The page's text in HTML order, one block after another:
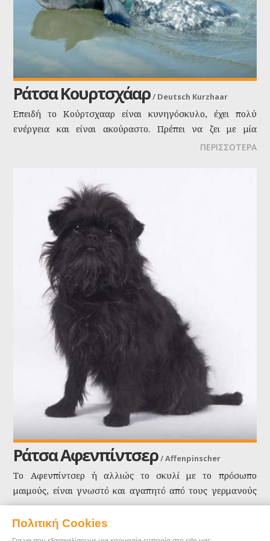
Πολιτική Cookies
Ράτσα Κουρτσχάαρ /Deutsch Kurzhaar
Επειδή το Κούρτσχααρ είναι κυνηγόσκυλο, έχει πολύ
ενέργεια και είναι ακούραστο. Πρέπει να ζει με μία
δραστήρια οικογένεια που να περνάει αρκετό διάστημα
δύσκολο να καλυφτεί με άλλους τρόπους.
ΠΕΡΙΣΣΟΤΕΡΑ
Ράτσα Αφενπίντσερ /Affenpinscher
Το Αφενπίντσερ ή αλλιώς το σκυλί με το πρόσωπο
μαιμούς, είναι γνωστό και αγαπητό από τους γερμανούς
ζωγράφους του 15ου αιώνα. Ο ΄Αλμπρεχτ Ντίρερ και
άλλοι, το ζωγράφιζαν συχνά στους πίνακές τους. Είναι
ένα "τρελόσκυλο" που χαίρεσαι να το παρακολουθείς και
ΠΕΡΙΣΣΟΤΕΡΑ